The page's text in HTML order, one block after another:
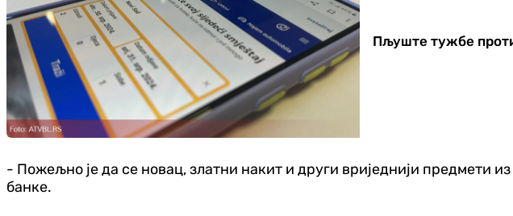
Пљуште тужбе
- Пожељно је да се новац, златни накит и други вриједнији предмети
банке.